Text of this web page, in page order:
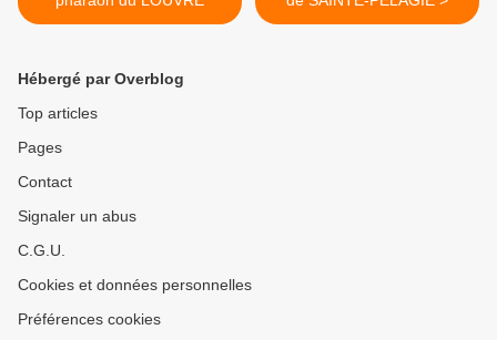
Hébergé par Overblog
Top articles
Pages
Contact
Signaler un abus
C.G.U.
Cookies et données personnelles
Préférences cookies